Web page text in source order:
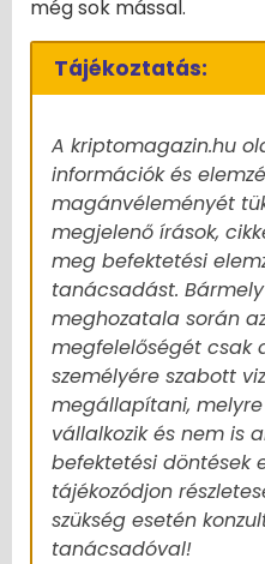
még sok mással.
Tájékoztatás:
A kriptomagazin.hu
információk és
magánvéleményét
megjelenő írások,
meg befektetési
tanácsadást.
meghozatala során
megfelelőségét csak
személyére szabott
megállapítani,
vállalkozik és nem is
befektetési döntések
tájékozódjon
szükség esetén
tanácsadóval!